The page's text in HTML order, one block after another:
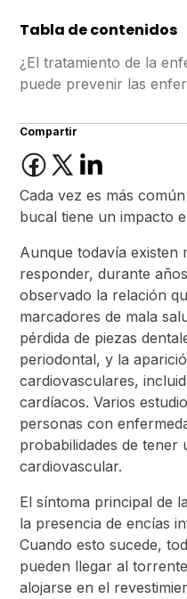
Tabla de contenidos
¿El tratamiento de la
puede prevenir las
Compartir
Cada vez es más
bucal tiene un impacto
Aunque todavía existen
responder, durante
observado la relación
marcadores de mala
pérdida de piezas
periodontal, y la
cardiovasculares,
cardíacos. Varios
personas con
probabilidades de tener
cardiovascular.
El síntoma principal de
la presencia de encías
Cuando esto sucede,
pueden llegar al
alojarse en el